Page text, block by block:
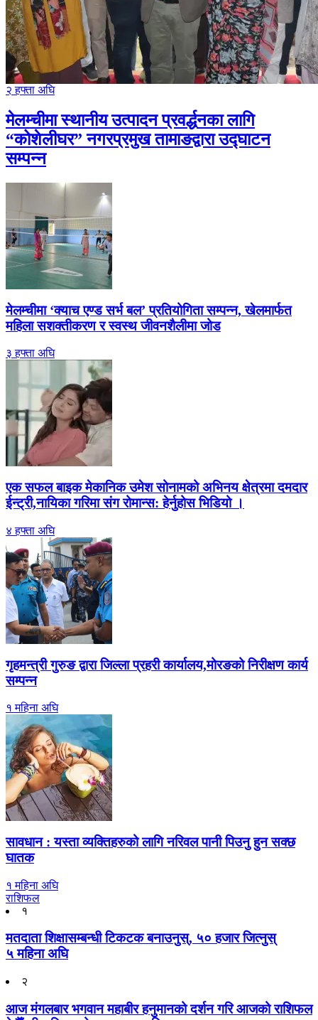
२ हफ्ता अघि
मेलम्चीमा स्थानीय उत्पादन प्रवर्द्धनका लागि
“कोशेलीघर” नगरप्रमुख तामाङद्वारा उद्घाटन
सम्पन्न
मेलम्चीमा ‘क्याच एण्ड सर्भ बल’ प्रतियोगिता सम्पन्न, खेलमार्फत
महिला सशक्तीकरण र स्वस्थ जीवनशैलीमा जोड
३ हफ्ता अघि
एक सफल बाइक मेकानिक उमेश सोनामको अभिनय क्षेत्रमा दमदार
ईन्ट्री,नायिका गरिमा संग रोमान्स: हेर्नुहोस भिडियो ।
४ हफ्ता अघि
गृहमन्त्री गुरुङ द्वारा जिल्ला प्रहरी कार्यालय,मोरङको निरीक्षण कार्य
सम्पन्न
१ महिना अघि
सावधान : यस्ता व्यक्तिहरुको लागि नरिवल पानी पिउनु हुन सक्छ
घातक
१ महिना अघि
राशिफल
१
मतदाता शिक्षासम्बन्धी टिकटक बनाउनुस्, ५० हजार जित्नुस्
५ महिना अघि
२
आज मंगलबार भगवान महाबीर हनुमानको दर्शन गरि आजको राशिफल